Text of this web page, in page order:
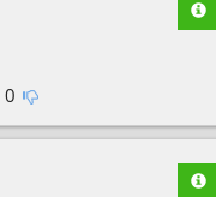
0